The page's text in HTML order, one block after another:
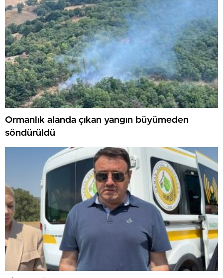
Ormanlık alanda çıkan yangın büyümeden
söndürüldü